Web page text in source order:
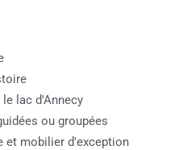
lac d'Annecy
ou groupées
et mobilier d'exception